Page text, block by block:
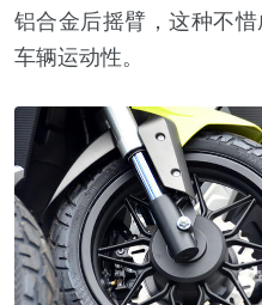
铝合金后摇臂，这种不
车辆运动性。